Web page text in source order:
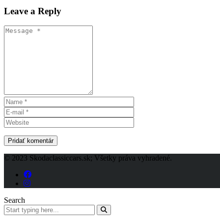
Leave a Reply
© 2023 Skodaclassiccars.sk; Všetky práva vyhradené.
Search